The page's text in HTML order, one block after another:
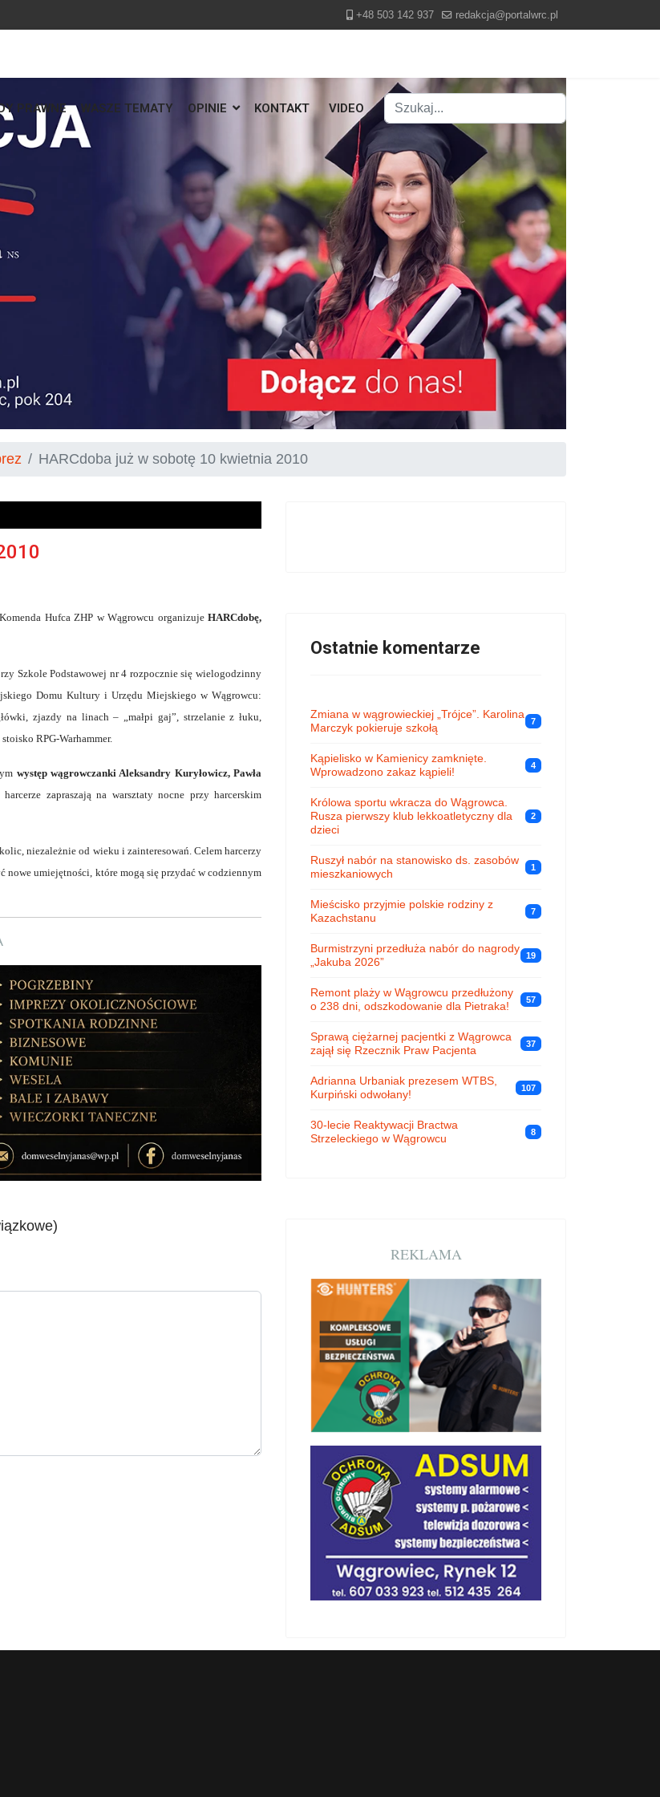
+48 503 142 937 redakcja@portalwrc.pl
PRAWNE WASZE TEMATY OPINIE KONTAKT VIDEO
Szukaj
Type 2 or more characters for results.
HARCdoba już w sobotę 10 kwietnia 2010
Komenda Hufca ZHP w Wągrowcu organizuje HARCdobę,
Szkole Podstawowej nr 4 rozpocznie się wielogodzinny
Domu Kultury i Urzędu Miejskiego w Wągrowcu:
zjazdy na linach – „małpi gaj”, strzelanie z łuku,
RPG-Warhammer.
występ wągrowczanki Aleksandry Kuryłowicz, Pawła
harcerze zapraszają na warsztaty nocne przy harcerskim
niezależnie od wieku i zainteresowań. Celem harcerzy
umiejętności, które mogą się przydać w codziennym
Ostatnie komentarze
Zmiana w wągrowieckiej „Trójce”. Karolina
Marczyk pokieruje szkołą
7
Kąpielisko w Kamienicy zamknięte.
Wprowadzono zakaz kąpieli!
4
Królowa sportu wkracza do Wągrowca.
Rusza pierwszy klub lekkoatletyczny dla
dzieci
2
Ruszył nabór na stanowisko ds. zasobów
mieszkaniowych
1
Mieścisko przyjmie polskie rodziny z
Kazachstanu
7
Burmistrzyni przedłuża nabór do nagrody
„Jakuba 2026”
19
Remont plaży w Wągrowcu przedłużony
o 238 dni, odszkodowanie dla Pietraka!
57
Sprawą ciężarnej pacjentki z Wągrowca
zajął się Rzecznik Praw Pacjenta
37
Adrianna Urbaniak prezesem WTBS,
Kurpiński odwołany!
107
30-lecie Reaktywacji Bractwa
Strzeleckiego w Wągrowcu
8
REKLAMA